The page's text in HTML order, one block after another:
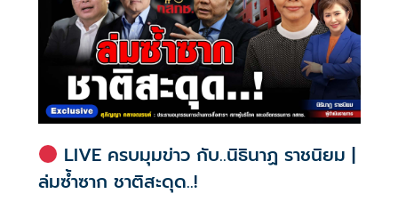
LIVE ครบมุมข่าว กับ..นิธินาฏ ราชนิยม |
ล่มซ้ำซาก ชาติสะดุด..!